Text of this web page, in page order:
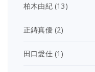
柏木由紀(13)
正鋳真優(2)
田口愛佳(1)